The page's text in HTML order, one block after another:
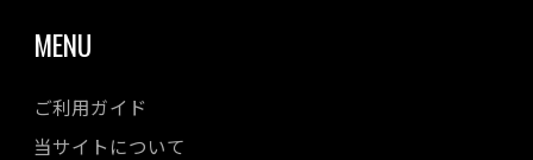
MENU
ご利用ガイド
当サイトについて